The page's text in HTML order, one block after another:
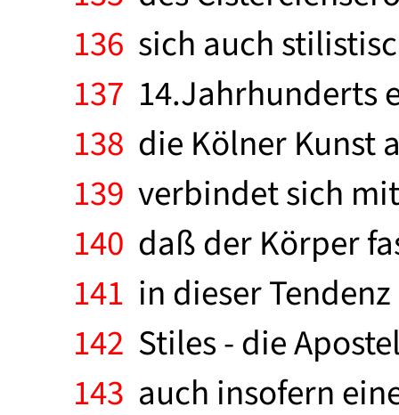
136 sich auch
137 14.Jahrhunderts
138 die Kölner Kunst
139 verbindet sich
140 daß der Körper
141 in dieser
142 Stiles - die
143 auch insofern